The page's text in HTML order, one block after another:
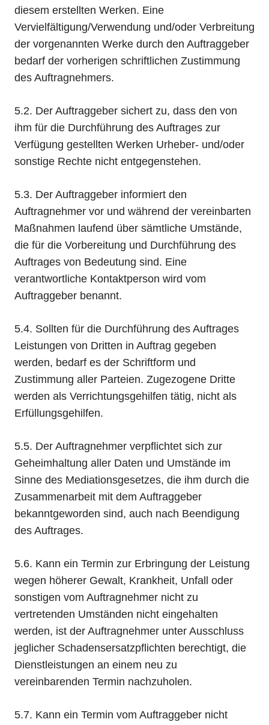
diesem erstellten Werken. Eine
Vervielfältigung/Verwendung und/oder Verbreitung
der vorgenannten Werke durch den Auftraggeber
bedarf der vorherigen schriftlichen Zustimmung
des Auftragnehmers.
5.2. Der Auftraggeber sichert zu, dass den von
ihm für die Durchführung des Auftrages zur
Verfügung gestellten Werken Urheber- und/oder
sonstige Rechte nicht entgegenstehen.
5.3. Der Auftraggeber informiert den
Auftragnehmer vor und während der vereinbarten
Maßnahmen laufend über sämtliche Umstände,
die für die Vorbereitung und Durchführung des
Auftrages von Bedeutung sind. Eine
verantwortliche Kontaktperson wird vom
Auftraggeber benannt.
5.4. Sollten für die Durchführung des Auftrages
Leistungen von Dritten in Auftrag gegeben
werden, bedarf es der Schriftform und
Zustimmung aller Parteien. Zugezogene Dritte
werden als Verrichtungsgehilfen tätig, nicht als
Erfüllungsgehilfen.
5.5. Der Auftragnehmer verpflichtet sich zur
Geheimhaltung aller Daten und Umstände im
Sinne des Mediationsgesetzes, die ihm durch die
Zusammenarbeit mit dem Auftraggeber
bekanntgeworden sind, auch nach Beendigung
des Auftrages.
5.6. Kann ein Termin zur Erbringung der Leistung
wegen höherer Gewalt, Krankheit, Unfall oder
sonstigen vom Auftragnehmer nicht zu
vertretenden Umständen nicht eingehalten
werden, ist der Auftragnehmer unter Ausschluss
jeglicher Schadensersatzpflichten berechtigt, die
Dienstleistungen an einem neu zu
vereinbarenden Termin nachzuholen.
5.7. Kann ein Termin vom Auftraggeber nicht